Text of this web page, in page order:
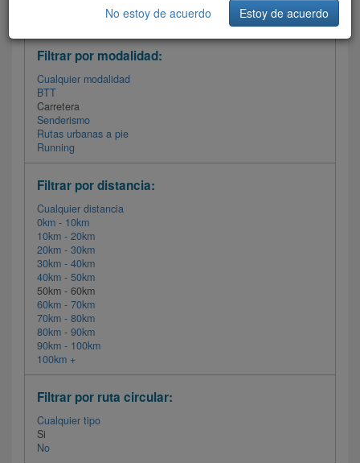
Filtrar las rutas
Filtrar por modalidad:
Cualquier modalidad
BTT
Carretera
Senderismo
Rutas urbanas a pie
Running
Filtrar por distancia:
Cualquier distancia
0km - 10km
10km - 20km
20km - 30km
30km - 40km
40km - 50km
50km - 60km
60km - 70km
70km - 80km
80km - 90km
90km - 100km
100km +
Filtrar por ruta circular:
Cualquier tipo
Si
No
No estoy de acuerdo Estoy de acuerdo